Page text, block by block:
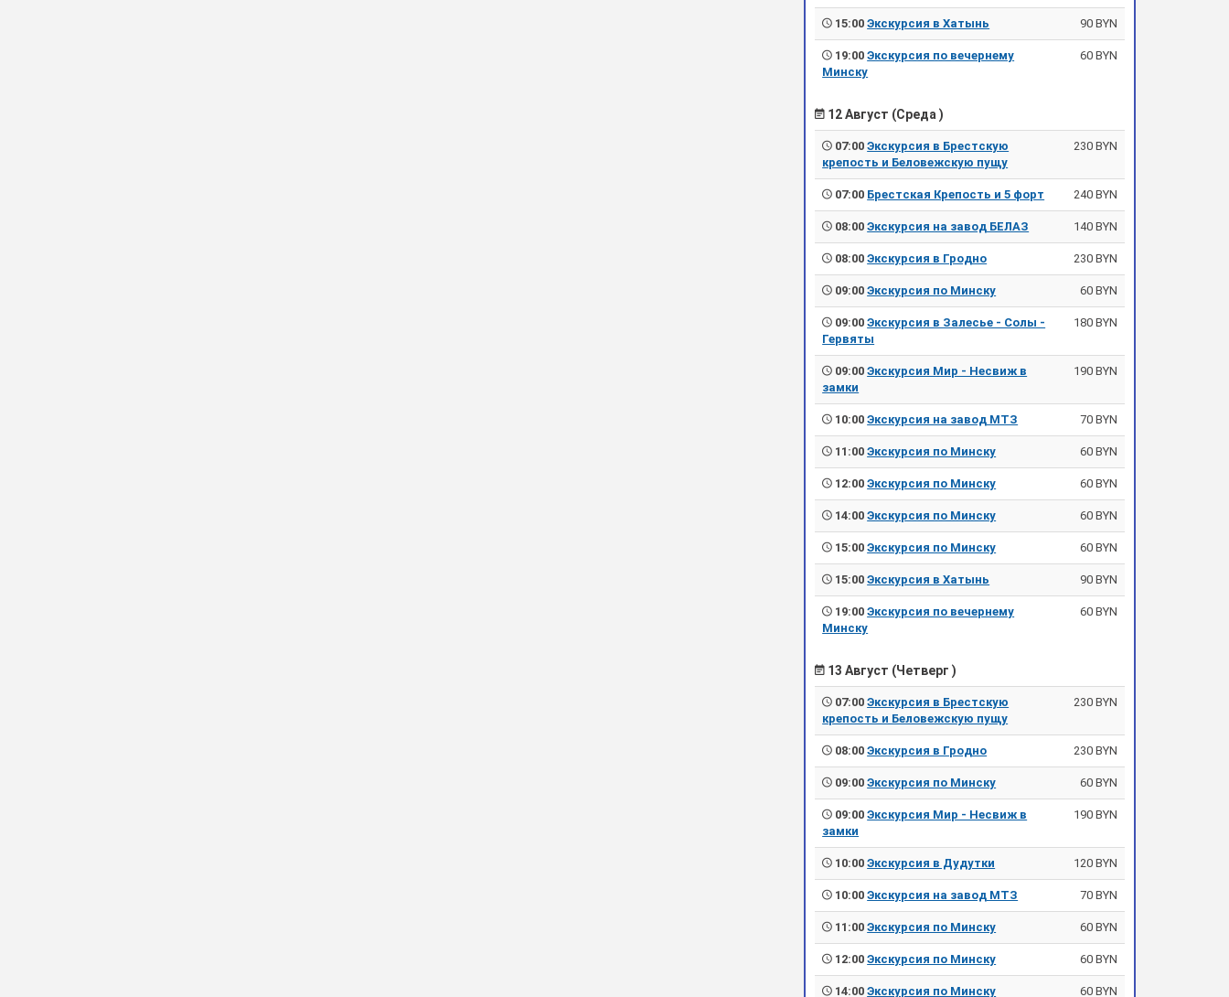
15:00Экскурсия в Хатынь 90 BYN
19:00Экскурсия по вечернему
Минску
60 BYN
12 Август (Среда )
07:00Экскурсия в Брестскую
крепость и Беловежскую пущу
230 BYN
07:00 Брестская Крепость и 5 форт 240 BYN
08:00Экскурсия на завод БЕЛАЗ 140 BYN
08:00Экскурсия в Гродно 230 BYN
09:00Экскурсия по Минску 60 BYN
09:00Экскурсия в Залесье - Солы -
Гервяты
180 BYN
09:00Экскурсия Мир - Несвиж в
замки
190 BYN
10:00Экскурсия на завод МТЗ 70 BYN
11:00Экскурсия по Минску 60 BYN
12:00Экскурсия по Минску 60 BYN
14:00Экскурсия по Минску 60 BYN
15:00Экскурсия по Минску 60 BYN
15:00Экскурсия в Хатынь 90 BYN
19:00Экскурсия по вечернему
Минску
60 BYN
13 Август (Четверг )
07:00Экскурсия в Брестскую
крепость и Беловежскую пущу
230 BYN
08:00Экскурсия в Гродно 230 BYN
09:00Экскурсия по Минску 60 BYN
09:00Экскурсия Мир - Несвиж в
замки
190 BYN
10:00Экскурсия в Дудутки 120 BYN
10:00Экскурсия на завод МТЗ 70 BYN
11:00Экскурсия по Минску 60 BYN
12:00Экскурсия по Минску 60 BYN
14:00Экскурсия по Минску 60 BYN